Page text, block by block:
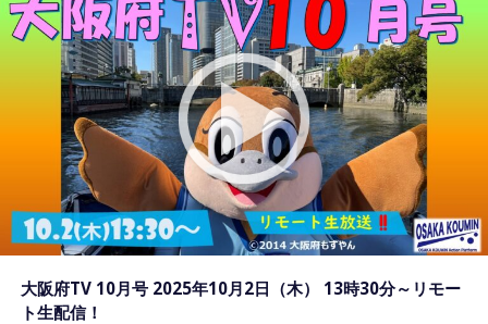
大阪府TV 10月号 2025年10月2日（木） 13時30分～リモー
ト生配信！